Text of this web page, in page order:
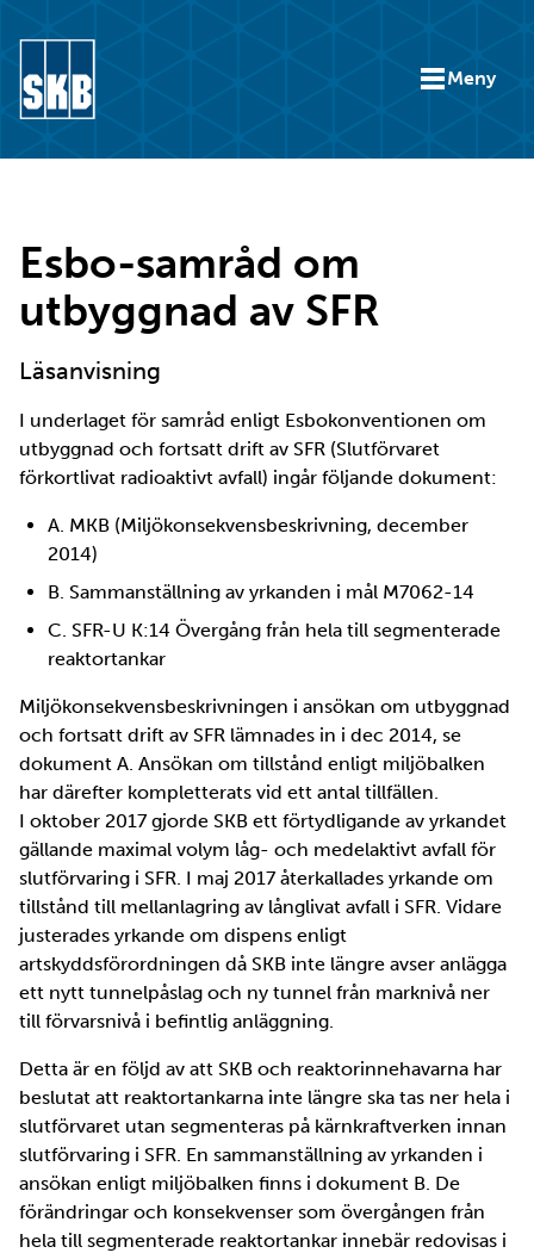
Meny
Esbo-samråd om
utbyggnad av SFR
Läsanvisning
I underlaget för samråd enligt Esbokonventionen om
utbyggnad och fortsatt drift av SFR (Slutförvaret
förkortlivat radioaktivt avfall) ingår följande dokument:
A. MKB (Miljökonsekvensbeskrivning, december
2014)
B. Sammanställning av yrkanden i mål M7062-14
C. SFR-U K:14 Övergång från hela till segmenterade
reaktortankar
Miljökonsekvensbeskrivningen i ansökan om utbyggnad
och fortsatt drift av SFR lämnades in i dec 2014, se
dokument A. Ansökan om tillstånd enligt miljöbalken
har därefter kompletterats vid ett antal tillfällen.
I oktober 2017 gjorde SKB ett förtydligande av yrkandet
gällande maximal volym låg- och medelaktivt avfall för
slutförvaring i SFR. I maj 2017 återkallades yrkande om
tillstånd till mellanlagring av långlivat avfall i SFR. Vidare
justerades yrkande om dispens enligt
artskyddsförordningen då SKB inte längre avser anlägga
ett nytt tunnelpåslag och ny tunnel från marknivå ner
till förvarsnivå i befintlig anläggning.
Detta är en följd av att SKB och reaktorinnehavarna har
beslutat att reaktortankarna inte längre ska tas ner hela i
slutförvaret utan segmenteras på kärnkraftverken innan
slutförvaring i SFR. En sammanställning av yrkanden i
ansökan enligt miljöbalken finns i dokument B. De
förändringar och konsekvenser som övergången från
hela till segmenterade reaktortankar innebär redovisas i